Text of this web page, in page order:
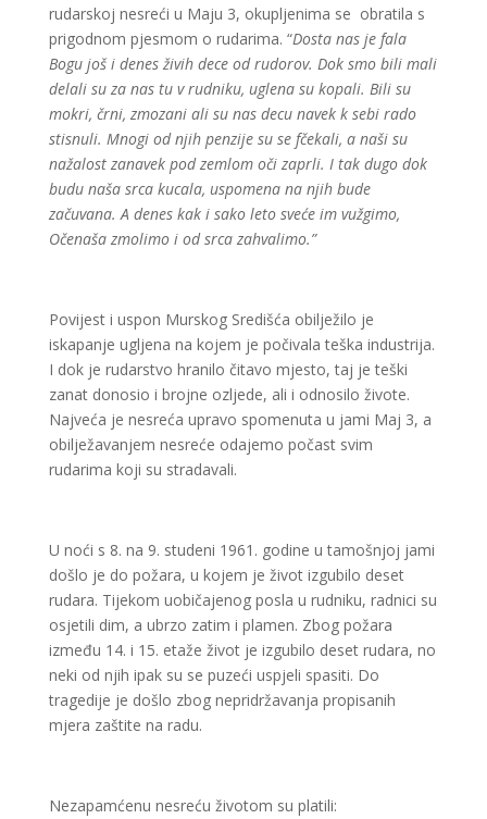
rudarskoj nesreći u Maju 3, okupljenima se obratila s
prigodnom pjesmom o rudarima. “Dosta nas je fala
Bogu još i denes živih dece od rudorov. Dok smo bili mali
delali su za nas tu v rudniku, uglena su kopali. Bili su
mokri, črni, zmozani ali su nas decu navek k sebi rado
stisnuli. Mnogi od njih penzije su se fčekali, a naši su
nažalost zanavek pod zemlom oči zaprli. I tak dugo dok
budu naša srca kucala, uspomena na njih bude
začuvana. A denes kak i sako leto sveće im vužgimo,
Očenaša zmolimo i od srca zahvalimo.”
Povijest i uspon Murskog Središća obilježilo je
iskapanje ugljena na kojem je počivala teška industrija.
I dok je rudarstvo hranilo čitavo mjesto, taj je teški
zanat donosio i brojne ozljede, ali i odnosilo živote.
Najveća je nesreća upravo spomenuta u jami Maj 3, a
obilježavanjem nesreće odajemo počast svim
rudarima koji su stradavali.
U noći s 8. na 9. studeni 1961. godine u tamošnjoj jami
došlo je do požara, u kojem je život izgubilo deset
rudara. Tijekom uobičajenog posla u rudniku, radnici su
osjetili dim, a ubrzo zatim i plamen. Zbog požara
između 14. i 15. etaže život je izgubilo deset rudara, no
neki od njih ipak su se puzeći uspjeli spasiti. Do
tragedije je došlo zbog nepridržavanja propisanih
mjera zaštite na radu.
Nezapamćenu nesreću životom su platili: